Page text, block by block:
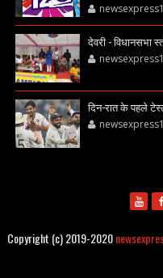
देवरी - विधानसभा
दिन-रात के पहले
Copyright (c) 2019-2020